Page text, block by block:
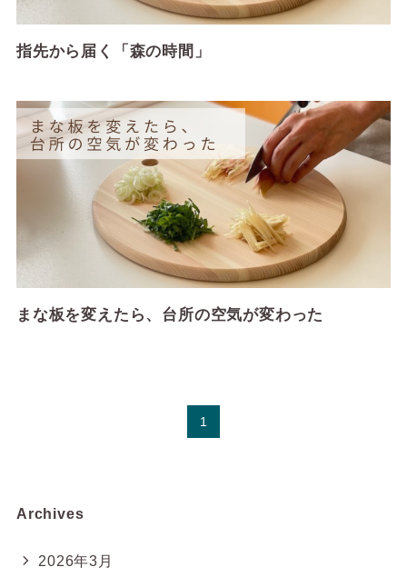
指先から届く「森の時間」
まな板を変えたら、台所の空気が変わった
1
Archives
2026年3月